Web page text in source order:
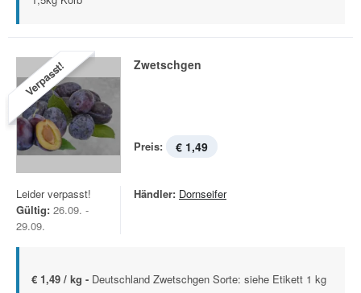
Verpasst! Zwetschgen
Preis: € 1,49
Leider verpasst!
Gültig: 26.09. -
29.09.
Händler: Dornseifer
€ 1,49 / kg - Deutschland Zwetschgen Sorte: siehe Etikett 1 kg